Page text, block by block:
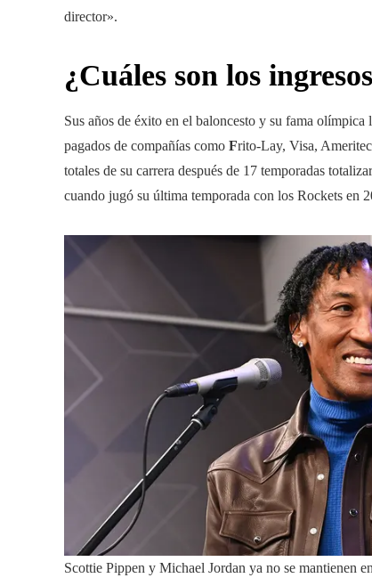
director».
¿Cuáles son los
Sus años de éxito en el baloncesto y su fama
pagados de compañías como Frito-Lay, Visa,
totales de su carrera después de 17 temporadas
cuando jugó su última temporada con los Rockets en
Scottie Pippen y Michael Jordan ya no se mantienen